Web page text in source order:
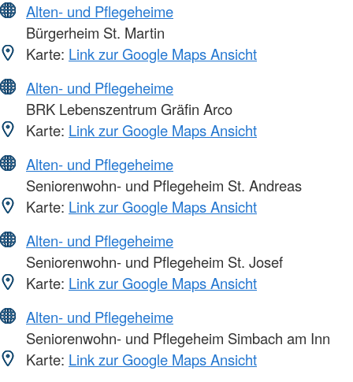
Alten- und Pflegeheime
Bürgerheim St. Martin
Karte: Link zur Google Maps Ansicht
Alten- und Pflegeheime
BRK Lebenszentrum Gräfin Arco
Karte: Link zur Google Maps Ansicht
Alten- und Pflegeheime
Seniorenwohn- und Pflegeheim St. Andreas
Karte: Link zur Google Maps Ansicht
Alten- und Pflegeheime
Seniorenwohn- und Pflegeheim St. Josef
Karte: Link zur Google Maps Ansicht
Alten- und Pflegeheime
Seniorenwohn- und Pflegeheim Simbach am Inn
Karte: Link zur Google Maps Ansicht